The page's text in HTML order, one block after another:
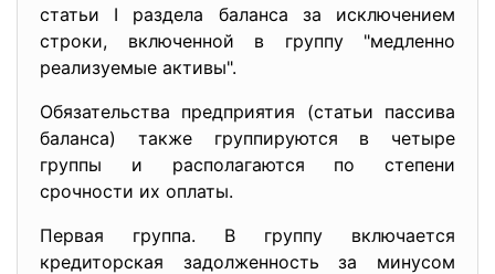
статьи I раздела баланса за исключением
строки, включенной в группу "медленно
реализуемые активы".
Обязательства предприятия (статьи пассива
баланса) также группируются в четыре
группы и располагаются по степени
срочности их оплаты.
Первая группа. В группу включается
кредиторская задолженность за минусом